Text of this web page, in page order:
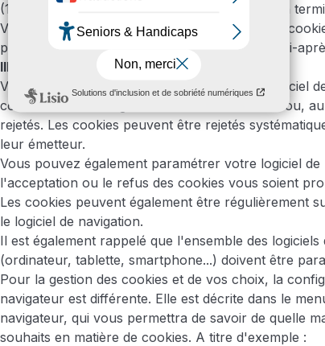
(13) mois à compter du premier dépôt dans son
Vous avez également la possibilité de gérer les
paramétrant votre navigateur, comme détaillé ci-
III. Gestion des cookies
Vous avez la possibilité de configurer votre logiciel
cookies soient enregistrés dans votre terminal ou,
rejetés. Les cookies peuvent être rejetés
leur émetteur.
Vous pouvez également paramétrer votre logiciel de
l'acceptation ou le refus des cookies vous soient
Les cookies peuvent également être régulièrement
le logiciel de navigation.
Il est également rappelé que l'ensemble des
(ordinateur, tablette, smartphone...) doivent être
Pour la gestion des cookies et de vos choix, la
navigateur est différente. Elle est décrite dans le
navigateur, qui vous permettra de savoir de quelle
souhaits en matière de cookies. A titre d'exemple :